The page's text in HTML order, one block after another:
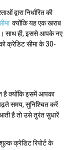
द्वारा निर्धारित की
क्योंकि यह एक खराब
साथ ही, इससे आपके नए
क्रेडिट सीमा के 30-
है क्योंकि इसमें आपका
समय, सुनिश्चित करें
है तो उसे तुरंत सुधारें
क्रेडिट रिपोर्ट के